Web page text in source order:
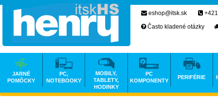
eshop@itsk.sk
Často kladené otázky
JARNÉ
POMÔCKY
PC,
NOTEBOOKY
MOBILY,
TABLETY,
HODINKY
PC
KOMPONENTY
PERIFÉRIE